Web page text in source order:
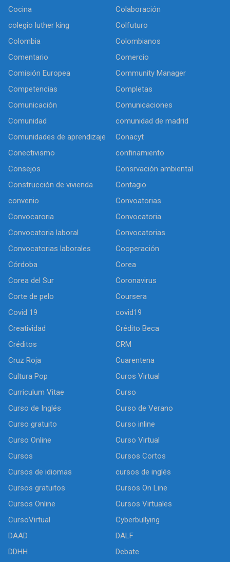
Cocina
Colaboración
colegio luther king
Colfuturo
Colombia
Colombianos
Comentario
Comercio
Comisión Europea
Community Manager
Competencias
Completas
Comunicación
Comunicaciones
Comunidad
comunidad de madrid
Comunidades de aprendizaje
Conacyt
Conectivismo
confinamiento
Consejos
Consrvación ambiental
Construcción de vivienda
Contagio
convenio
Convoatorias
Convocaroria
Convocatoria
Convocatoria laboral
Convocatorias
Convocatorias laborales
Cooperación
Córdoba
Corea
Corea del Sur
Coronavirus
Corte de pelo
Coursera
Covid 19
covid19
Creatividad
Crédito Beca
Créditos
CRM
Cruz Roja
Cuarentena
Cultura Pop
Curos Virtual
Curriculum Vitae
Curso
Curso de Inglés
Curso de Verano
Curso gratuito
Curso inline
Curso Online
Curso Virtual
Cursos
Cursos Cortos
Cursos de idiomas
cursos de inglés
Cursos gratuitos
Cursos On Line
Cursos Online
Cursos Virtuales
CursoVirtual
Cyberbullying
DAAD
DALF
DDHH
Debate